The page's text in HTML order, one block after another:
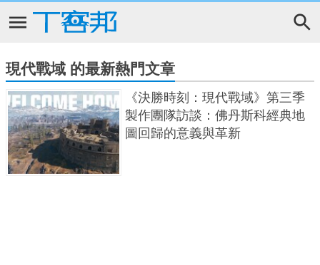
現代戰域 的最新熱門文章
《決勝時刻：現代戰域》第三季
製作團隊訪談：佛丹斯科經典地
圖回歸的意義與革新